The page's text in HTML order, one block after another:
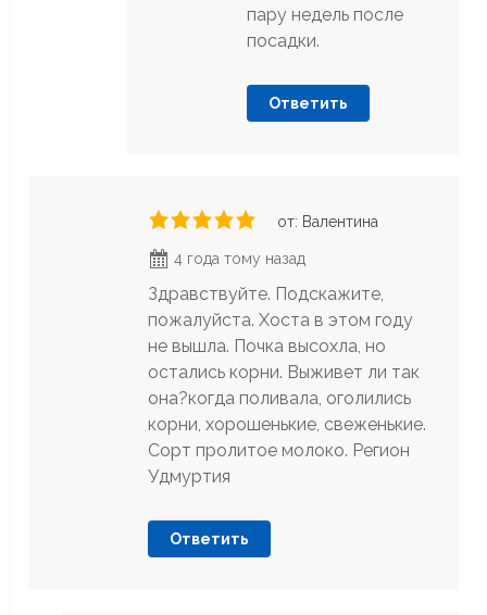
пару недель после
посадки.
Ответить
от: Валентина
4 года тому назад
Здравствуйте. Подскажите,
пожалуйста. Хоста в этом году
не вышла. Почка высохла, но
остались корни. Выживет ли так
она?когда поливала, оголились
корни, хорошенькие, свеженькие.
Сорт пролитое молоко. Регион
Удмуртия
Ответить